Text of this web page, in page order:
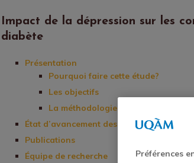
Impact de la dépression sur les
diabète
Présentation
Pourquoi faire cette étude?
Les objectifs
La méthodologie
État d’avancement des travaux
Publications
Équipe de recherche
Préférences